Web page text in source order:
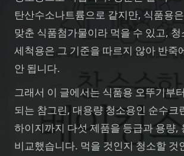
탄산수소나트륨으로 같지만, 식품용
맞춘 식품첨가물이라 먹을 수 있고,
세척용은 그 기준을 따르지 않아 반죽
안 됩니다.
그래서 이 글에서는 식품용 오뚜기부
되는 참그린, 대용량 청소용인 순수크
하이지까지 다섯 제품을 등급과 용량,
비교했습니다. 먹을 것인지 청소할 것